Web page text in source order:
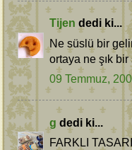
Tijen dedi ki...
Ne süslü bir
ortaya ne şık bir
09 Temmuz,
g dedi ki...
FARKLI